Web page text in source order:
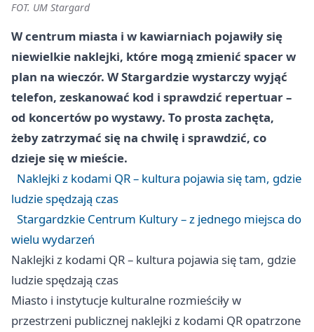
FOT. UM Stargard
W centrum miasta i w kawiarniach pojawiły się
niewielkie naklejki, które mogą zmienić spacer w
plan na wieczór. W Stargardzie wystarczy wyjąć
telefon, zeskanować kod i sprawdzić repertuar –
od koncertów po wystawy. To prosta zachęta,
żeby zatrzymać się na chwilę i sprawdzić, co
dzieje się w mieście.
Naklejki z kodami QR – kultura pojawia się tam, gdzie
ludzie spędzają czas
Stargardzkie Centrum Kultury – z jednego miejsca do
wielu wydarzeń
Naklejki z kodami QR – kultura pojawia się tam, gdzie
ludzie spędzają czas
Miasto i instytucje kulturalne rozmieściły w
przestrzeni publicznej naklejki z kodami QR opatrzone